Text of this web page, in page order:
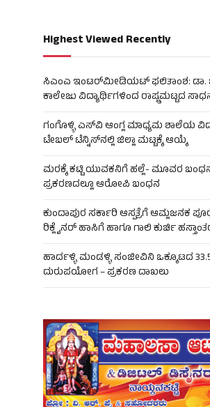
Highest Viewed Recently
ಸಿಎಂಎ ಇಂಟರ್‌ಮೀಡಿಯಟ್ ಫಲಿತಾಂಶ: ಡಾ.
ಕಾಲೇಜು ವಿದ್ಯಾರ್ಥಿಗಳಿಂದ ರಾಷ್ಟ್ರಮಟ್ಟದ
ಗಂಗೊಳ್ಳಿ ಎಸ್‌ವಿ ಆಂಗ್ಲ ಮಾಧ್ಯಮ ಶಾಲೆಯ
ಟೇಬಲ್‌ ಟೆನ್ನಿಸ್‌ನಲ್ಲಿ ಜಿಲ್ಲಾ ಮಟ್ಟಕ್ಕೆ ಆಯ್ಕೆ
ಮರಕ್ಕೆ ಕಟ್ಟಿ ಯುವಕನಿಗೆ ಹಲ್ಲೆ- ಮೂವರ
ಪ್ರಕರಣದಲ್ಲೂ ಆರೋಪಿ ಬಂಧನ
ಕುಂದಾಪುರ ಸರ್ಕಾರಿ ಆಸ್ಪತ್ರೆಗೆ ಆಮ್ಲಜನಕ
ರಿಕ್ಲೈನರ್ ಹಾಸಿಗೆ ಹಾಗೂ ಗಾಲಿ ಕುರ್ಚಿ
ಹಾರ್ದಳ್ಳಿ ಮಂಡಳ್ಳಿ ಸಂಜೀವಿನಿ ಒಕ್ಕೂಟದ
ದುರುಪಯೋಗ – ಪ್ರಕರಣ ದಾಖಲು